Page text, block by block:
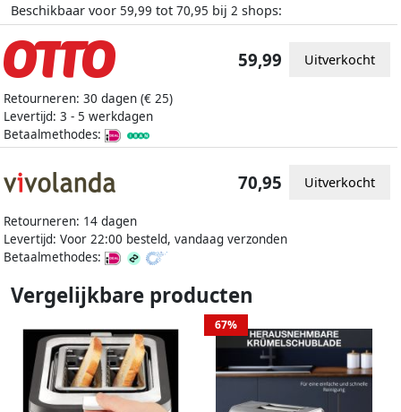
Beschikbaar voor 59,99 tot 70,95 bij 2 shops:
Retourneren: 30 dagen (€ 25)
Levertijd: 3 - 5 werkdagen
Betaalmethodes:
59,99 Uitverkocht
Retourneren: 14 dagen
Levertijd: Voor 22:00 besteld, vandaag verzonden
Betaalmethodes:
70,95 Uitverkocht
Vergelijkbare producten
67%